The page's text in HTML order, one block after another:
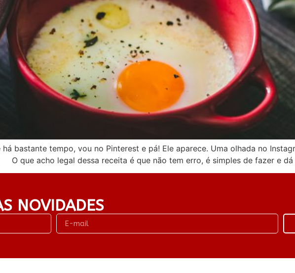
bastante tempo, vou no Pinterest e pá! Ele aparece. Uma olhada no
que acho legal dessa receita é que não tem erro, é simples de fazer e
NOVIDADES